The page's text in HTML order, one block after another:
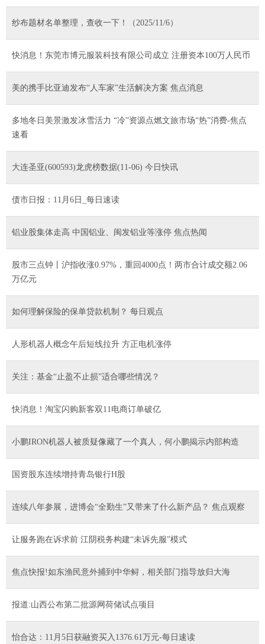
纱布题材名单整理，查收一下！（2025/11/6）
快消息！东莞市博元服装科技有限公司成立 注册资本100万人民币
美的携手比亚迪发布“人车家”生活解决方案 焦点消息
多地冬日美景激发冰雪活力 “冷”资源点燃文旅市场“热”消费-焦点
速看
大连圣亚(600593)龙虎榜数据(11-06) 今日快讯
债市日报：11月6日_每日速读
铝业股集体走高 中国铝业、闽发铝业等涨停 焦点热闻
股市三点钟丨沪指收涨0.97%，重回4000点！两市合计成交额2.06
万亿元
如何理解保险的保单贷款机制？ 每日观点
人形机器人概念午后短线拉升 方正电机涨停
关注：基金“止盈不止损”适合哪些情况？
快消息！淘宝闪购新客双11电商订单破亿
小鹏IRON机器人被质疑像藏了一个真人，何小鹏揭示内部构造
国资股东连续增持青岛银行H股
连续八年参展，进博会“全勤生”又带来了什么新产品？ 焦点观察
让服务跑在诉求前 江阴税务构建“未诉先服”模式
焦点快报!如东渔民意外捕到中华鲟，相关部门指导放归大海
报道:山西公布第二批源网荷储试点项目
怡合达：11月5日获融资买入1376.61万元-每日速读